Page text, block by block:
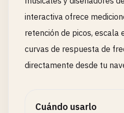
interactiva ofrece
retención de picos, escala
curvas de respuesta de
directamente desde tu
Cuándo usarlo